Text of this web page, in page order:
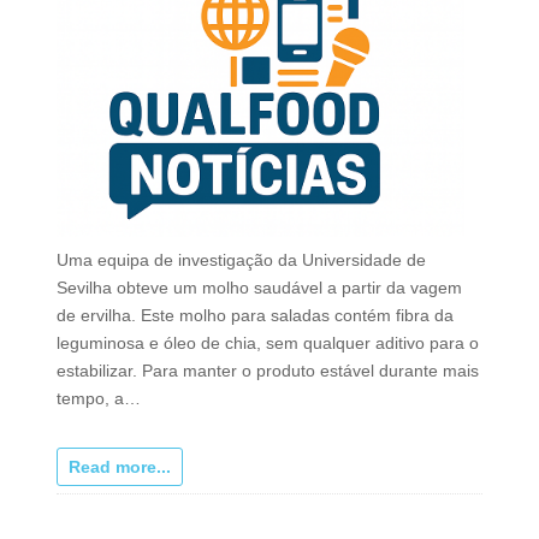
Uma equipa de investigação da Universidade de
Sevilha obteve um molho saudável a partir da vagem
de ervilha. Este molho para saladas contém fibra da
leguminosa e óleo de chia, sem qualquer aditivo para o
estabilizar. Para manter o produto estável durante mais
tempo, a…
Read more...